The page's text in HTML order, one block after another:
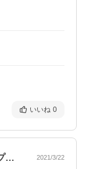
いいね 0
ワイドトレッドスペーサーのクリップボル… 2021/3/22